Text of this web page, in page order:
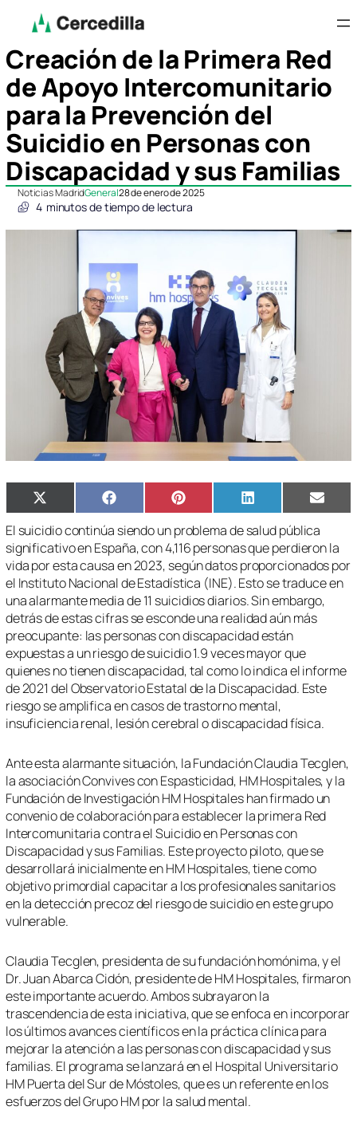
Creación de la Primera Red
de Apoyo Intercomunitario
para la Prevención del
Suicidio en Personas con
Discapacidad y sus Familias
Noticias MadridGeneral28 de enero de 2025
4 minutos de tiempo de lectura
Compartir
en
X
(Twitter)
Compartir
en
Facebook Compartir
en
Pinterest Compartir
en
LinkedIn
en
Email
El suicidio continúa siendo un problema de salud pública
significativo en España, con 4,116 personas que perdieron la
vida por esta causa en 2023, según datos proporcionados por
el Instituto Nacional de Estadística (INE). Esto se traduce en
una alarmante media de 11 suicidios diarios. Sin embargo,
detrás de estas cifras se esconde una realidad aún más
preocupante: las personas con discapacidad están
expuestas a un riesgo de suicidio 1.9 veces mayor que
quienes no tienen discapacidad, tal como lo indica el informe
de 2021 del Observatorio Estatal de la Discapacidad. Este
riesgo se amplifica en casos de trastorno mental,
insuficiencia renal, lesión cerebral o discapacidad física.
Ante esta alarmante situación, la Fundación Claudia Tecglen,
la asociación Convives con Espasticidad, HM Hospitales, y la
Fundación de Investigación HM Hospitales han firmado un
convenio de colaboración para establecer la primera Red
Intercomunitaria contra el Suicidio en Personas con
Discapacidad y sus Familias. Este proyecto piloto, que se
desarrollará inicialmente en HM Hospitales, tiene como
objetivo primordial capacitar a los profesionales sanitarios
en la detección precoz del riesgo de suicidio en este grupo
vulnerable.
Claudia Tecglen, presidenta de su fundación homónima, y el
Dr. Juan Abarca Cidón, presidente de HM Hospitales, firmaron
este importante acuerdo. Ambos subrayaron la
trascendencia de esta iniciativa, que se enfoca en incorporar
los últimos avances científicos en la práctica clínica para
mejorar la atención a las personas con discapacidad y sus
familias. El programa se lanzará en el Hospital Universitario
HM Puerta del Sur de Móstoles, que es un referente en los
esfuerzos del Grupo HM por la salud mental.